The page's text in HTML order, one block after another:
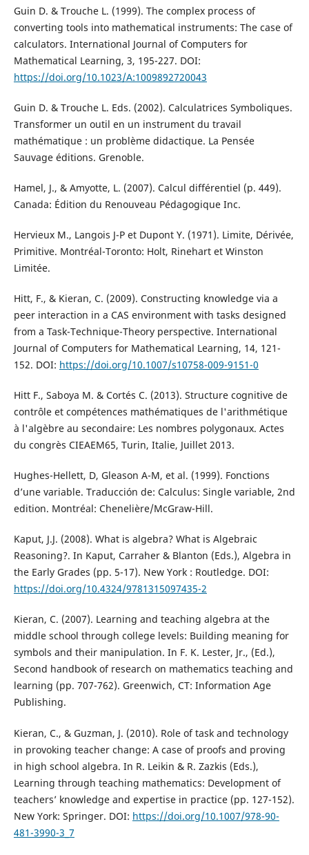
Guin D. & Trouche L. (1999). The complex process of
converting tools into mathematical instruments: The case of
calculators. International Journal of Computers for
Mathematical Learning, 3, 195-227. DOI:
https://doi.org/10.1023/A:1009892720043
Guin D. & Trouche L. Eds. (2002). Calculatrices Symboliques.
Transformer un outil en un instrument du travail
mathématique : un problème didactique. La Pensée
Sauvage éditions. Grenoble.
Hamel, J., & Amyotte, L. (2007). Calcul différentiel (p. 449).
Canada: Édition du Renouveau Pédagogique Inc.
Hervieux M., Langois J-P et Dupont Y. (1971). Limite, Dérivée,
Primitive. Montréal-Toronto: Holt, Rinehart et Winston
Limitée.
Hitt, F., & Kieran, C. (2009). Constructing knowledge via a
peer interaction in a CAS environment with tasks designed
from a Task-Technique-Theory perspective. International
Journal of Computers for Mathematical Learning, 14, 121-
152. DOI: https://doi.org/10.1007/s10758-009-9151-0
Hitt F., Saboya M. & Cortés C. (2013). Structure cognitive de
contrôle et compétences mathématiques de l'arithmétique
à l'algèbre au secondaire: Les nombres polygonaux. Actes
du congrès CIEAEM65, Turin, Italie, Juillet 2013.
Hughes-Hellett, D, Gleason A-M, et al. (1999). Fonctions
d’une variable. Traducción de: Calculus: Single variable, 2nd
edition. Montréal: Chenelière/McGraw-Hill.
Kaput, J.J. (2008). What is algebra? What is Algebraic
Reasoning?. In Kaput, Carraher & Blanton (Eds.), Algebra in
the Early Grades (pp. 5-17). New York : Routledge. DOI:
https://doi.org/10.4324/9781315097435-2
Kieran, C. (2007). Learning and teaching algebra at the
middle school through college levels: Building meaning for
symbols and their manipulation. In F. K. Lester, Jr., (Ed.),
Second handbook of research on mathematics teaching and
learning (pp. 707-762). Greenwich, CT: Information Age
Publishing.
Kieran, C., & Guzman, J. (2010). Role of task and technology
in provoking teacher change: A case of proofs and proving
in high school algebra. In R. Leikin & R. Zazkis (Eds.),
Learning through teaching mathematics: Development of
teachers’ knowledge and expertise in practice (pp. 127-152).
New York: Springer. DOI: https://doi.org/10.1007/978-90-
481-3990-3_7